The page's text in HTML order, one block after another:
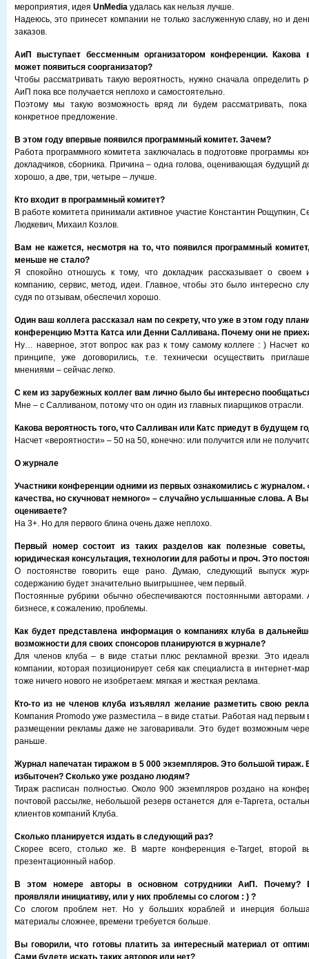
мероприятия, идея UnMedia удалась как нельзя лучше.
Надеюсь, это принесет компании не только заслуженную славу, но и
заказов.
АиП выступает бессменным организатором конференции. Какова
может появиться соорганизатор?
Чтобы рассматривать такую вероятность, нужно сначала определить
АиП пока все получается неплохо и самостоятельно.
Поэтому мы такую возможность вряд ли будем рассматривать, пока
конкретное предложение.
В этом году впервые появился программный комитет. Зачем?
Работа программного комитета заключалась в подготовке программы
докладчиков, сборника. Причина – одна голова, оценивающая будущий
хорошо, а две, три, четыре – лучше.
Кто входит в программный комитет?
В работе комитета принимали активное участие Константин Рощупкин,
Людкевич, Михаил Козлов.
Вам не кажется, несмотря на то, что появился программный
меньше не стало?
Я спокойно отношусь к тому, что докладчик рассказывает о своем
компанию, сервис, метод, идеи. Главное, чтобы это было интересно
судя по отзывам, обеспечил хорошо.
Один ваш коллега рассказал нам по секрету, что уже в этом году
конференцию Мэтта Катса или Денни Салливана. Почему они не
Ну… наверное, этот вопрос как раз к тому самому коллеге : ) Насчет
принципе, уже договорились, т.е. технически осуществить
мнениями – сейчас легко.
С кем из зарубежных коллег вам лично было бы интересно
Мне – с Салливаном, потому что он один из главных пиарщиков отрасли.
Какова вероятность того, что Салливан или Катс приедут в будущем
Насчет «вероятности» – 50 на 50, конечно: или получится или не
О журнале
Участники конференции одними из первых ознакомились с журналом.
качества, но скучноват немного» – случайно услышанные слова. А Вы
оцениваете?
На 3+. Но для первого блина очень даже неплохо.
Первый номер состоит из таких разделов как полезные советы,
юридическая консультация, технологии для работы и проч. Это
О постоянстве говорить еще рано. Думаю, следующий выпуск
содержанию будет значительно выигрышнее, чем первый.
Постоянные рубрики обычно обеспечиваются постоянными
бизнесе, к сожалению, проблемы.
Как будет представлена информация о компаниях клуба в
возможности для своих спонсоров планируются в журнале?
Для членов клуба – в виде статьи плюс рекламной врезки. Это
компании, которая позиционирует себя как специалиста в интернет-
тоже ничего нового не изобретаем: мягкая и жесткая реклама.
Кто-то из не членов клуба изъявлял желание разметить свою
Компания Promodo уже разместила – в виде статьи. Работая над первым
размещении рекламы даже не заговаривали. Это будет возможным
раньше.
Журнал напечатан тиражом в 5 000 экземпляров. Это большой тираж.
избыточен? Сколько уже роздано людям?
Тираж расписан полностью. Около 900 экземпляров роздано на
почтовой рассылке, небольшой резерв останется для е-Таргета,
клиентов компаний Клуба.
Сколько планируется издать в следующий раз?
Скорее всего, столько же. В марте конференция e-Target, второй
презентационный набор.
В этом номере авторы в основном сотрудники АиП. Почему?
проявляли инициативу, или у них проблемы со слогом : ) ?
Со слогом проблем нет. Но у больших кораблей и инерция
материалы сложнее, времени требуется больше.
Вы говорили, что готовы платить за интересный материал от
Сами будете искать таких авторов или нет?